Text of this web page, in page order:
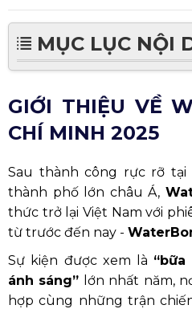
MỤC LỤC NỘI
GIỚI THIỆU VỀ
CHÍ MINH 2025
Sau thành công rực rỡ tại
thành phố lớn châu Á,
thức trở lại Việt Nam với
từ trước đến nay -
Sự kiện được xem là
ánh sáng” lớn nhất năm,
hợp cùng những trận